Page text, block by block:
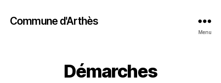
Commune d'Arthès
Menu
Démarches